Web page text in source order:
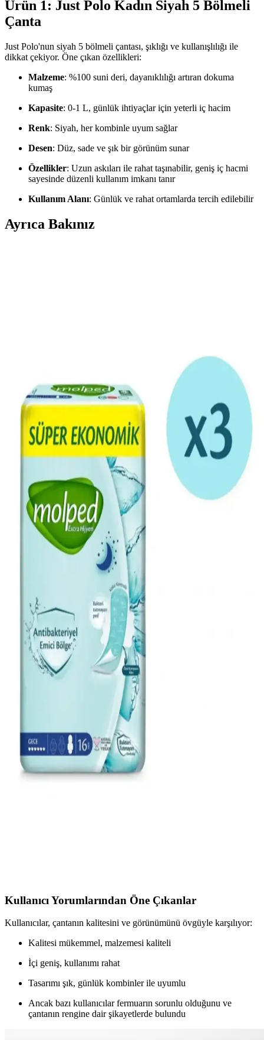
Ürün 1: Just Polo Kadın Siyah 5 Bölmeli
Çanta
Just Polo'nun siyah 5 bölmeli çantası, şıklığı ve kullanışlılığı ile
dikkat çekiyor. Öne çıkan özellikleri:
Malzeme: %100 suni deri, dayanıklılığı artıran dokuma
kumaş
Kapasite: 0-1 L, günlük ihtiyaçlar için yeterli iç hacim
Renk: Siyah, her kombinle uyum sağlar
Desen: Düz, sade ve şık bir görünüm sunar
Özellikler: Uzun askıları ile rahat taşınabilir, geniş iç hacmi
sayesinde düzenli kullanım imkanı tanır
Kullanım Alanı: Günlük ve rahat ortamlarda tercih edilebilir
Ayrıca Bakınız
Odunsu kadın parfümleri, sandal ağacı, sedir ve oud gibi notalarla
öne çıkar, yüksek kalıcılıklarıyla tercih edilir, çeşitli markalarda
uygun fiyat seçenekleri bulunur.
2025 Yılı En İyi Zarif ve Çekici Kadın Parfümleri ve
Kullanım İpuçları
2025'te öne çıkan zarif ve kalıcı kadın parfümleri ile tarzınızı
yansıtın. Kokuların seçimi ve uygulama ipuçlarıyla özgüveninizi
Çiçeksi Odunsu Kadın Parfümleri: Zarafet ve
Doğallığın Modern Yansıması
Doğallık ve zarafetin buluştuğu çiçeksi odunsu kadın parfümleri,
kalıcılığı ve özgün notalarıyla her ortamda etkileyici bir iz bırakır.
Kadınlar İçin Zarafet Temalı 50 ml Parfüm
Seçiminde Dikkat Edilmesi Gerekenler
Kadınların kendini ifade etme biçimi olan parfüm seçiminde zarafet
ve şıklık ön plandadır. 50 ml'lik parfümler, kalıcılık ve pratiklik
sunar. Notalar ve tema seçimi, kişisel tarzı yansıtır.
Dolgun ve Çekici Kirpikler İçin Maskara Seçimi ve
Kullanım Teknikleri
Doğru maskara seçimi ve kullanımıyla kirpikleriniz daha dolgun,
uzun ve kıvrık görünür. İçerik ve tekniklere dikkat ederek
Oryantal Kadın Parfümlerinde Kalıcılık ve
Çekicilik: Temel Notalar ve Kullanım İpuçları
Oryantal kadın parfümleri, sıcak ve zengin yapılarıyla öne çıkar.
Kalıcılık ve çekicilik sağlayan temel notalar, kullanım ipuçları ve
Kullanıcı Yorumlarından Öne Çıkanlar
Kullanıcılar, çantanın kalitesini ve görünümünü övgüyle karşılıyor:
Kalitesi mükemmel, malzemesi kaliteli
İçi geniş, kullanımı rahat
Tasarımı şık, günlük kombinler ile uyumlu
Ancak bazı kullanıcılar fermuarın sorunlu olduğunu ve
çantanın rengine dair şikayetlerde bulundu